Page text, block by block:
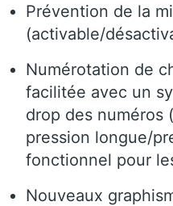
Prévention de la
(activable/
Numérotation de
facilitée avec un
drop des numéros
pression longue/
fonctionnel pour
Nouveaux